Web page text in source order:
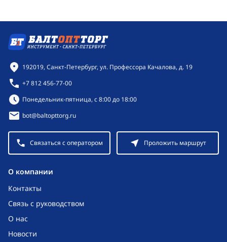
O компании
Контакты
Связь с руководством
О нас
Новости
Контактная информация
192019, Санкт-Петербург, ул. Профессора Качалова, д. 19
+7 812 456-77-00
Режим работы:
Понедельник-пятница, с 8:00 до 18:00
bot@baltopttorg.ru
Связаться с оператором Проложить маршрут